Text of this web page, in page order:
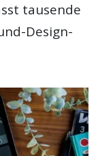
tausende
Design-